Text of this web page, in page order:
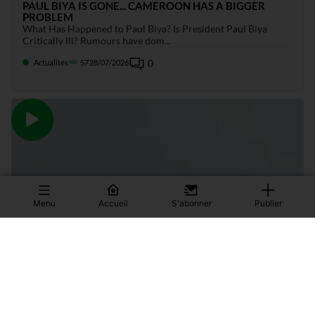
PAUL BIYA IS GONE... CAMEROON HAS A BIGGER
PROBLEM
What Has Happened to Paul Biya? Is President Paul Biya
Critically Ill? Rumours have dom...
Actualités 5728/07/2026 0
Menu Accueil S'abonner Publier